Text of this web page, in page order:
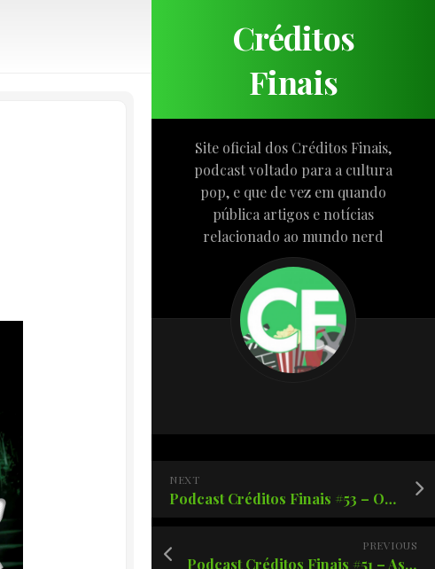
Créditos
Finais
Site oficial dos Créditos Finais,
podcast voltado para a cultura
pop, e que de vez em quando
pública artigos e notícias
relacionado ao mundo nerd
NEXT
Podcast Créditos Finais #53 – Os filmes pós-apocalípticos
PREVIOUS
Podcast Créditos Finais #51 – As bizarras aventuras de JOJO parte 3! Ora ora vs muda muda